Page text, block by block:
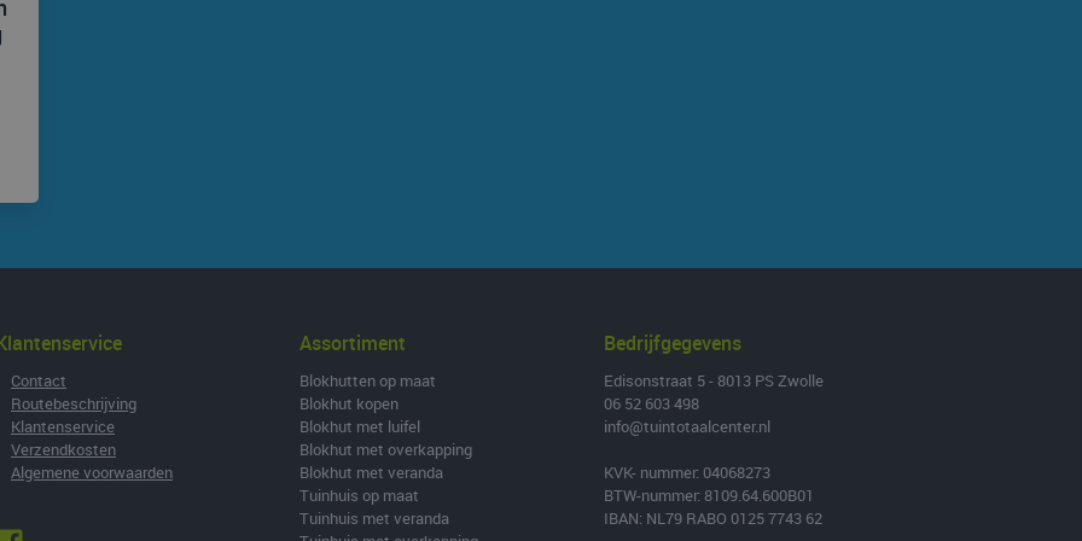
Contact
Routebeschrijving
Klantenservice
Verzendkosten
Algemene voorwaarden
Assortiment
Blokhutten op maat
Blokhut kopen
Blokhut met luifel
Blokhut met overkapping
Blokhut met veranda
Tuinhuis op maat
Tuinhuis met veranda
Bedrijfgegevens
Edisonstraat 5 - 8013 PS Zwolle
06 52 603 498
info@tuintotaalcenter.nl
KVK- nummer: 04068273
BTW-nummer: 8109.64.600B01
IBAN: NL79 RABO 0125 7743 62